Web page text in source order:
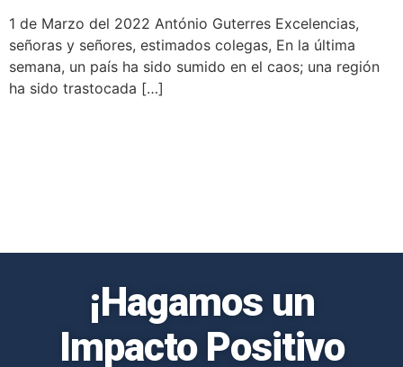
1 de Marzo del 2022 António Guterres Excelencias,
señoras y señores, estimados colegas, En la última
semana, un país ha sido sumido en el caos; una región
ha sido trastocada […]
¡Hagamos un
Impacto Positivo